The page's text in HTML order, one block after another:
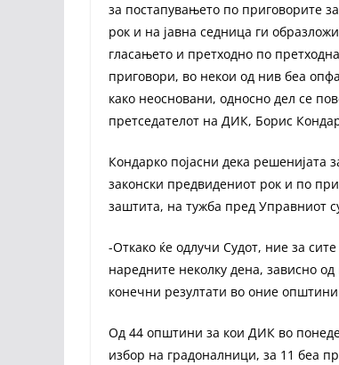
за постапувањето по приговорите
рок и на јавна седница ги
гласањето и претходно по
приговори, во некои од нив беа
како неосновани, односно дел се
претседателот на ДИК, Борис
Кондарко појасни дека решенијата
законски предвидениот рок и по
заштита, на тужба пред Управниот
-Откако ќе одлучи Судот, ние за
наредните неколку дена, зависно
конечни резултати во оние
Од 44 општини за кои ДИК во
избор на градоналници, за 11 беа